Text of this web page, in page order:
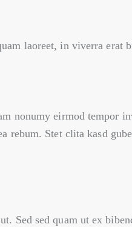
laoreet, in viverra erat
nonumy eirmod tempor
rebum. Stet clita kasd
Sed sed quam ut ex